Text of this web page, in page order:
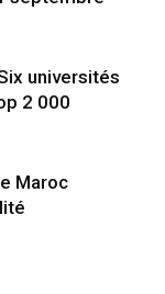
universités
2 000
Maroc